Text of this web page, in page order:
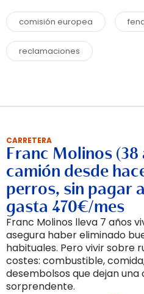
comisión europea
reclamaciones
CARRETERA
Franc Molinos (38
camión desde
perros, sin pagar
gasta 470€/mes
Franc Molinos lleva 7 años
asegura haber eliminado
habituales. Pero vivir sobre
costes: combustible,
desembolsos que dejan
sorprendente.